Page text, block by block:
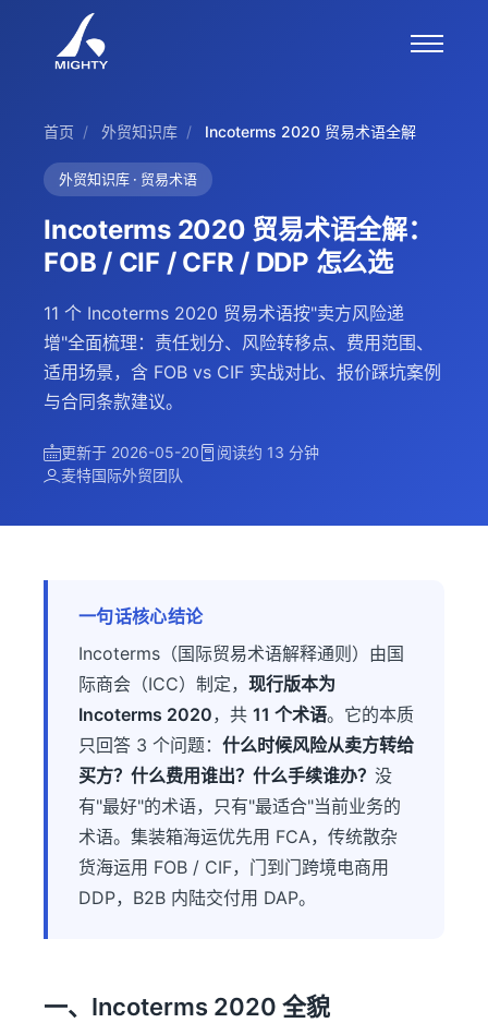
首页 / 外贸知识库 / Incoterms 2020 贸易术语全解
外贸知识库 · 贸易术语
Incoterms 2020 贸易术语全解：
FOB / CIF / CFR / DDP 怎么选
11 个 Incoterms 2020 贸易术语按"卖方风险递
增"全面梳理：责任划分、风险转移点、费用范围、
适用场景，含 FOB vs CIF 实战对比、报价踩坑案例
与合同条款建议。
更新于 2026-05-20
阅读约 13 分钟
麦特国际外贸团队
一句话核心结论
Incoterms（国际贸易术语解释通则）由国
际商会（ICC）制定， 现行版本为
Incoterms 2020，共 11 个术语。它的本质
只回答 3 个问题： 什么时候风险从卖方转给
买方？什么费用谁出？什么手续谁办？ 没
有"最好"的术语，只有"最适合"当前业务的
术语。集装箱海运优先用 FCA，传统散杂
货海运用 FOB / CIF，门到门跨境电商用
DDP，B2B 内陆交付用 DAP。
一、Incoterms 2020 全貌